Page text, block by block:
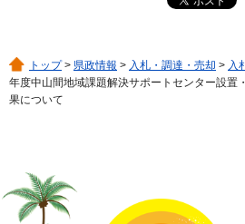
トップ> 県政情報 > 入札・調達・売却 > 入
年度中山間地域課題解決サポートセンター設置
果について